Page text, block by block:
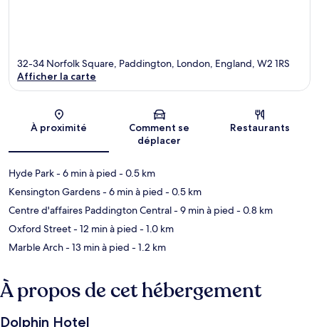
Carte
32-34 Norfolk Square, Paddington, London, England, W2 1RS
Afficher la carte
À proximité
Comment se
déplacer
Restaurants
Hyde Park- 6 min à pied - 0.5 km
Kensington Gardens- 6 min à pied - 0.5 km
Centre d'affaires Paddington Central- 9 min à pied - 0.8 km
Oxford Street- 12 min à pied - 1.0 km
Marble Arch- 13 min à pied - 1.2 km
À propos de cet hébergement
Dolphin Hotel